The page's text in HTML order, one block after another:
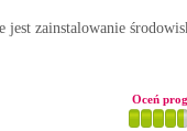
jest zainstalowanie
Oceń